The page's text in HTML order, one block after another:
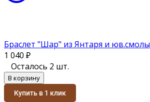
Браслет "Шар" из Янтаря и юв.смолы
1 040 ₽
Осталось 2 шт.
В корзину
Купить в 1 клик